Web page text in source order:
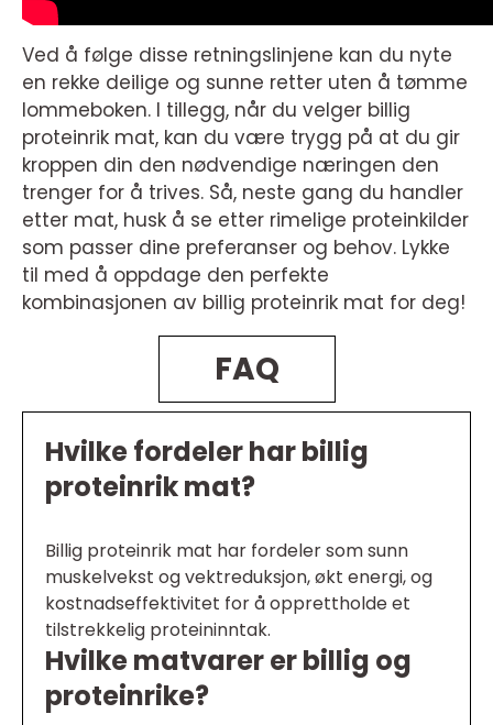
Ved å følge disse retningslinjene kan du nyte
en rekke deilige og sunne retter uten å tømme
lommeboken. I tillegg, når du velger billig
proteinrik mat, kan du være trygg på at du gir
kroppen din den nødvendige næringen den
trenger for å trives. Så, neste gang du handler
etter mat, husk å se etter rimelige proteinkilder
som passer dine preferanser og behov. Lykke
til med å oppdage den perfekte
kombinasjonen av billig proteinrik mat for deg!
FAQ
Hvilke fordeler har billig
proteinrik mat?
Billig proteinrik mat har fordeler som sunn
muskelvekst og vektreduksjon, økt energi, og
kostnadseffektivitet for å opprettholde et
tilstrekkelig proteininntak.
Hvilke matvarer er billig og
proteinrike?